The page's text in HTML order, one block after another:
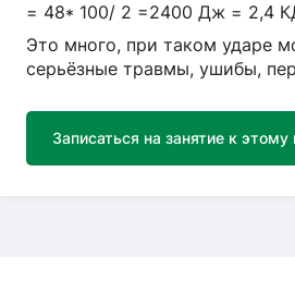
= 48* 100/ 2 =2400 Дж = 2,4
Это много, при таком ударе
серьёзные травмы, ушибы,
Записаться на занятие к этому